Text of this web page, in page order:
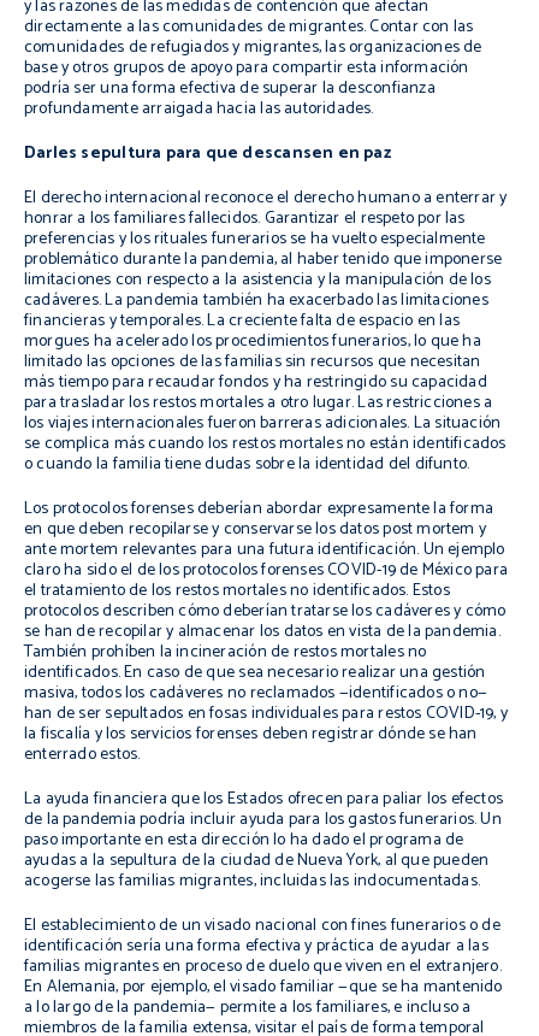
y las razones de las medidas de contención que afectan
directamente a las comunidades de migrantes. Contar con las
comunidades de refugiados y migrantes, las organizaciones de
base y otros grupos de apoyo para compartir esta información
podría ser una forma efectiva de superar la desconfianza
profundamente arraigada hacia las autoridades.
Darles sepultura para que descansen en paz
El derecho internacional reconoce el derecho humano a enterrar y
honrar a los familiares fallecidos. Garantizar el respeto por las
preferencias y los rituales funerarios se ha vuelto especialmente
problemático durante la pandemia, al haber tenido que imponerse
limitaciones con respecto a la asistencia y la manipulación de los
cadáveres. La pandemia también ha exacerbado las limitaciones
financieras y temporales. La creciente falta de espacio en las
morgues ha acelerado los procedimientos funerarios, lo que ha
limitado las opciones de las familias sin recursos que necesitan
más tiempo para recaudar fondos y ha restringido su capacidad
para trasladar los restos mortales a otro lugar. Las restricciones a
los viajes internacionales fueron barreras adicionales. La situación
se complica más cuando los restos mortales no están identificados
o cuando la familia tiene dudas sobre la identidad del difunto.
Los protocolos forenses deberían abordar expresamente la forma
en que deben recopilarse y conservarse los datospost mortem y
ante mortem relevantes para una futura identificación. Un ejemplo
claro ha sido el de los protocolos forenses COVID-19 de México para
el tratamiento de los restos mortales no identificados. Estos
protocolos describen cómo deberían tratarse los cadáveres y cómo
se han de recopilar y almacenar los datos en vista de la pandemia.
También prohíben la incineración de restos mortales no
identificados. En caso de que sea necesario realizar una gestión
masiva, todos los cadáveres no reclamados —identificados o no—
han de ser sepultados en fosas individuales para restos COVID-19, y
la fiscalía y los servicios forenses deben registrar dónde se han
enterrado estos.
La ayuda financiera que los Estados ofrecen para paliar los efectos
de la pandemia podría incluir ayuda para los gastos funerarios. Un
paso importante en esta dirección lo ha dado el programa de
ayudas a la sepultura de la ciudad de Nueva York, al que pueden
acogerse las familias migrantes, incluidas las indocumentadas.
El establecimiento de un visado nacional con fines funerarios o de
identificación sería una forma efectiva y práctica de ayudar a las
familias migrantes en proceso de duelo que viven en el extranjero.
En Alemania, por ejemplo, el visado familiar —que se ha mantenido
a lo largo de la pandemia— permite a los familiares, e incluso a
miembros de la familia extensa, visitar el país de forma temporal